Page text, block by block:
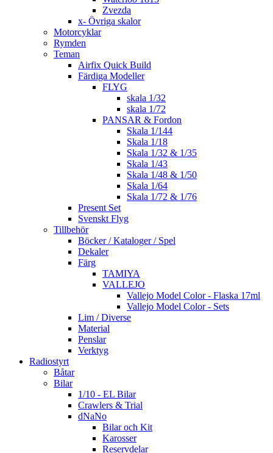
Zvezda
x- Övriga skalor
Motorcyklar
Rymden
Teman
Airfix Quick Build
Färdiga Modeller
FLYG
skala 1/32
skala 1/72
PANSAR & Fordon
Skala 1/144
Skala 1/18
Skala 1/32 & 1/35
Skala 1/43
Skala 1/48 & 1/50
Skala 1/64
Skala 1/72 & 1/76
Present Set
Svenskt Flyg
Tillbehör
Böcker / Kataloger / Spel
Dekaler
Färg
TAMIYA
VALLEJO
Vallejo Model Color - Flaska 17ml
Vallejo Model Color - Sets
Lim / Diverse
Material
Penslar
Verktyg
Radiostyrt
Båtar
Bilar
1/10 - EL Bilar
Crawlers & Trial
dNaNo
Bilar och Kit
Karosser
Reservdelar